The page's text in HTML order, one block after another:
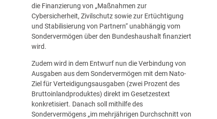
die Finanzierung von „Maßnahmen zur
Cybersicherheit, Zivilschutz sowie zur Ertüchtigung
und Stabilisierung von Partnern“ unabhängig vom
Sondervermögen über den Bundeshaushalt finanziert
wird.
Zudem wird in dem Entwurf nun die Verbindung von
Ausgaben aus dem Sondervermögen mit dem Nato-
Ziel für Verteidigungsausgaben (zwei Prozent des
Bruttoinlandproduktes) direkt im Gesetzestext
konkretisiert. Danach soll mithilfe des
Sondervermögens „im mehrjährigen Durchschnitt von